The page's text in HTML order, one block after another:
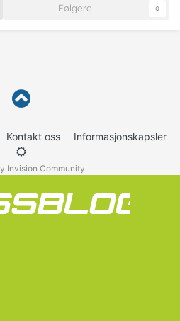
Følgere 0
Kontakt oss Informasjonskapsler
Invision Community